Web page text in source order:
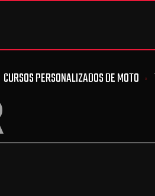
CURSOS PERSONALIZADOS DE MOTO